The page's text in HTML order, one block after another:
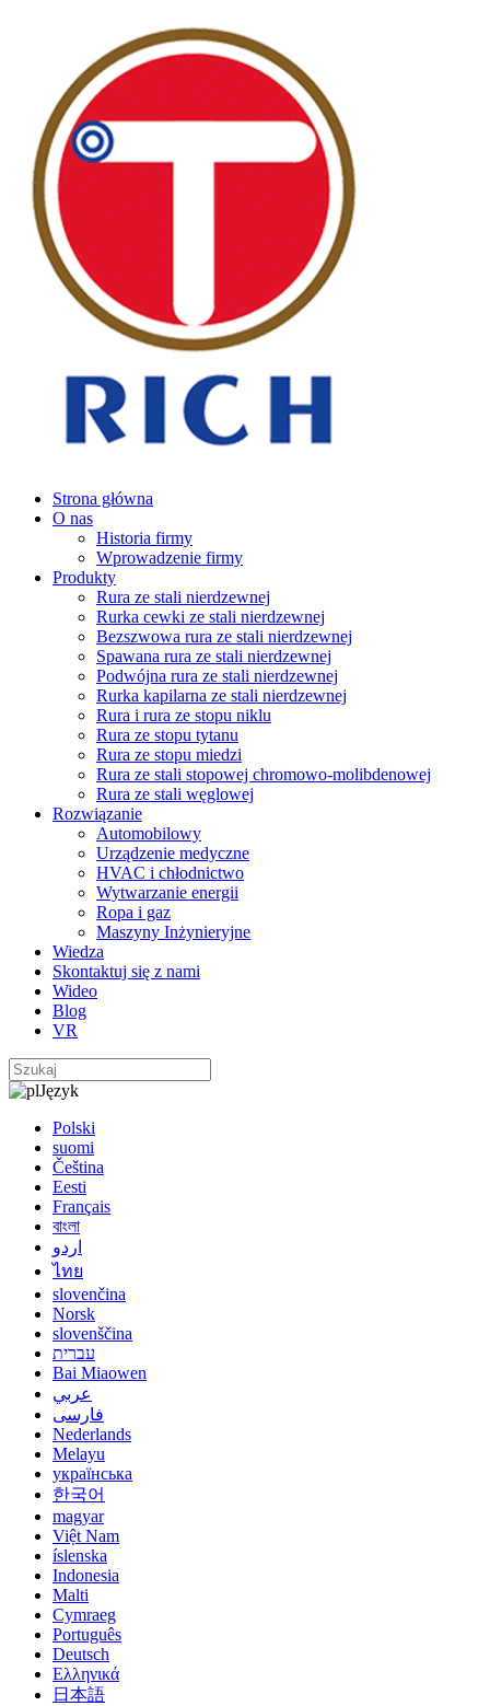
Strona główna
O nas
Historia firmy
Wprowadzenie firmy
Produkty
Rura ze stali nierdzewnej
Rurka cewki ze stali nierdzewnej
Bezszwowa rura ze stali nierdzewnej
Spawana rura ze stali nierdzewnej
Podwójna rura ze stali nierdzewnej
Rurka kapilarna ze stali nierdzewnej
Rura i rura ze stopu niklu
Rura ze stopu tytanu
Rura ze stopu miedzi
Rura ze stali stopowej chromowo-molibdenowej
Rura ze stali węglowej
Rozwiązanie
Automobilowy
Urządzenie medyczne
HVAC i chłodnictwo
Wytwarzanie energii
Ropa i gaz
Maszyny Inżynieryjne
Wiedza
Skontaktuj się z nami
Wideo
Blog
VR
Język
Polski
suomi
Čeština
Eesti
Français
বাংলা
اردو
ไทย
slovenčina
Norsk
slovenščina
עברית
Bai Miaowen
عربي
فارسی
Nederlands
Melayu
українська
한국어
magyar
Việt Nam
íslenska
Indonesia
Malti
Cymraeg
Português
Deutsch
Ελληνικά
日本語